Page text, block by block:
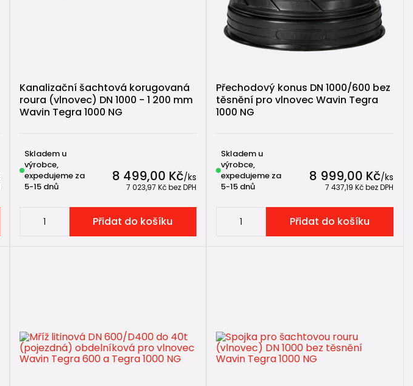
Kanalizační šachtová korugovaná
roura (vlnovec) DN 1000 - 1 200 mm
Wavin Tegra 1000 NG
8 499,00 Kč/ks
7 023,97 Kčbez DPH
Skladem u
výrobce,
expedujeme za
5-15 dnů
Přidat do košíku
Přechodový konus DN 1000/600 bez
těsnění pro vlnovec Wavin Tegra
1000 NG
8 999,00 Kč/ks
7 437,19 Kčbez DPH
Skladem u
výrobce,
expedujeme za
5-15 dnů
Přidat do košíku